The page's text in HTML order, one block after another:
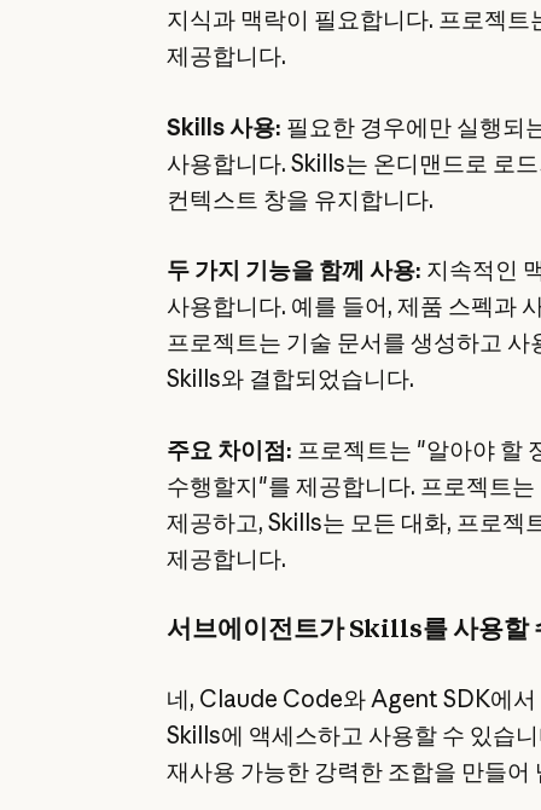
지식과 맥락이 필요합니다. 프로젝
제공합니다.
Skills 사용: 필요한 경우에만 실행되
사용합니다. Skills는 온디맨드로 로
컨텍스트 창을 유지합니다.
두 가지 기능을 함께 사용: 지속적인
사용합니다. 예를 들어, 제품 스펙과
프로젝트는 기술 문서를 생성하고
Skills와 결합되었습니다.
주요 차이점: 프로젝트는 "알아야 할
수행할지"를 제공합니다. 프로젝트
제공하고, Skills는 모든 대화, 프로젝
제공합니다.
서브에이전트가 Skills를 사용할
네, Claude Code와 Agent SDK에
Skills에 액세스하고 사용할 수 있습
재사용 가능한 강력한 조합을 만들어